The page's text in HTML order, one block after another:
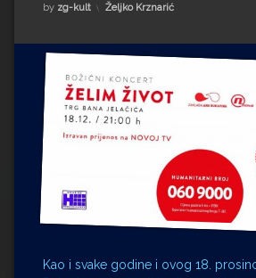
Impressum
Milenko Strižak
Drugi autori
Drugi autori
Matea Andrić
Ljiljana Lekanić-Kljaić
Željko Krznarić
Mario Lovreković
Miroslav Šantek
by zg-kult Kategorije:
Željko Krznarić
Kao i svake godine i ovog 18.